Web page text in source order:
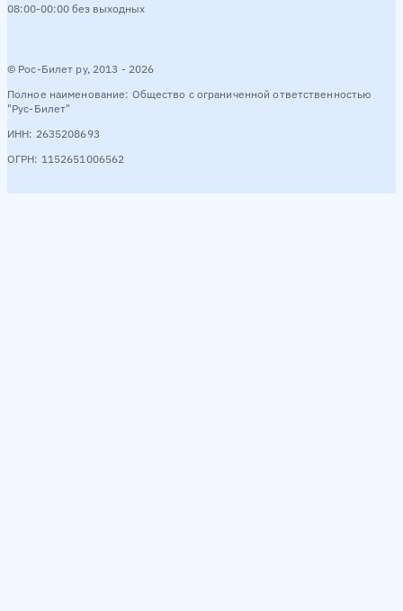
© Рос-Билет ру, 2013 - 2026
Полное наименование: Общество с ограниченной ответственностью
"Рус-Билет"
ИНН: 2635208693
ОГРН: 1152651006562
08:00-00:00 без выходных